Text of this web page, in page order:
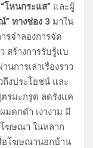
“โหนกระแส” และผู้
” ทางช่อง 3 มาใน
รจำลองการจัด
สร้างการรับรู้แบ
การเล่าเรื่องราว
งประโยชน์ และ
รมะกรูด ลดรังแค
ดกดำ เงางาม มี
ฆษณา ในหลาก
อโฆษณานอกบ้าน